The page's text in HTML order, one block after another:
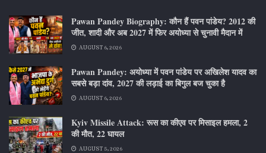
Pawan Pandey Biography: कौन हैं पवन पांडेय? 2012 की
जीत, शादी और अब 2027 में फिर अयोध्या से चुनावी मैदान में
AUGUST 6, 2026
Pawan Pandey: अयोध्या में पवन पांडेय पर अखिलेश यादव का
सबसे बड़ा दांव, 2027 की लड़ाई का बिगुल बज चुका है
AUGUST 6, 2026
Kyiv Missile Attack: रूस का कीएव पर मिसाइल हमला, 2
की मौत, 22 घायल
AUGUST 5, 2026